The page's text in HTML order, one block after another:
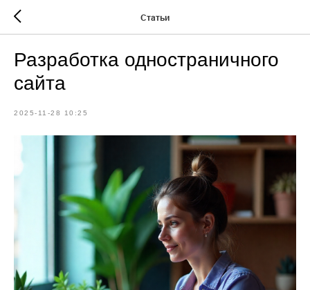
Статьи
Разработка одностраничного
сайта
2025-11-28 10:25